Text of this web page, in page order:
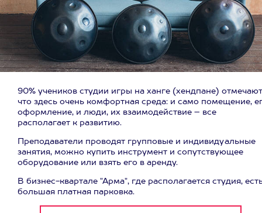
90% учеников студии игры на ханге (хендпане)
что здесь очень комфортная среда: и само помещение,
оформление, и люди, их взаимодействие – все
располагает к развитию.
Преподаватели проводят групповые и индивидуальные
занятия, можно купить инструмент и сопутствующее
оборудование или взять его в аренду.
В бизнес-квартале "Арма", где располагается студия,
большая платная парковка.